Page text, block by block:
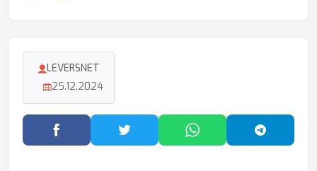
LEVERSNET
25.12.2024
Facebook'ta PaylaşTwitter'da PaylaşWhatsApp'ta Paylaş